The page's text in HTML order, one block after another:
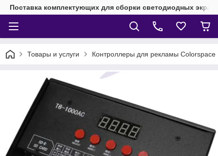
Поставка комплектующих для сборки светодиодных
Товары и услуги Контроллеры для рекламы Colorspace